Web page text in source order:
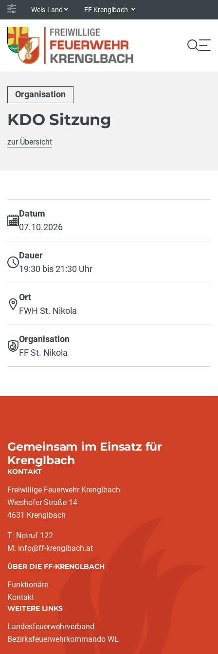
Wels-Land FF Krenglbach
Organisation
KDO Sitzung
zur Übersicht
Datum
07.10.2026
Dauer
19:30 bis 21:30 Uhr
Ort
FWH St. Nikola
Organisation
FF St. Nikola
Gemeinsam im Einsatz für
Krenglbach
KONTAKT
Freiwillige Feuerwehr Krenglbach
Wieshofer Straße 14
4631 Krenglbach
T: Notruf 122
M: info@ff-krenglbach.at
ÜBER DIE FF-KRENGLBACH
Funktionäre
Kontakt
WEITERE LINKS
Landesfeuerwehrverband
Bezirksfeuerwehrkommando WL